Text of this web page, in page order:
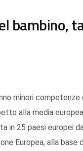
bambino,
minori
alla media
in 25 paesi europei
Europea, alla base